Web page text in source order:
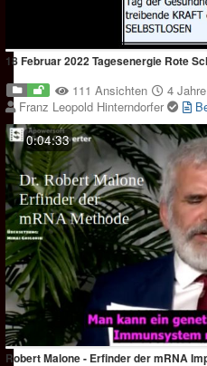
18 Februar 2022 Tagesenergie Rote
111 Ansichten
4
Franz Leopold Hinterndorfer
0:04:33
Robert Malone - Erfinder der mRNA